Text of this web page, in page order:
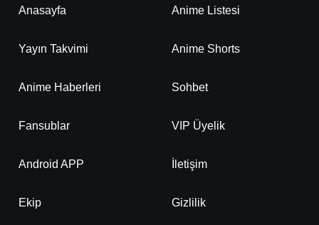
Anasayfa Anime Listesi
Yayın Takvimi Anime Shorts
Anime Haberleri Sohbet
Fansublar VIP Üyelik
Android APP İletişim
Ekip Gizlilik